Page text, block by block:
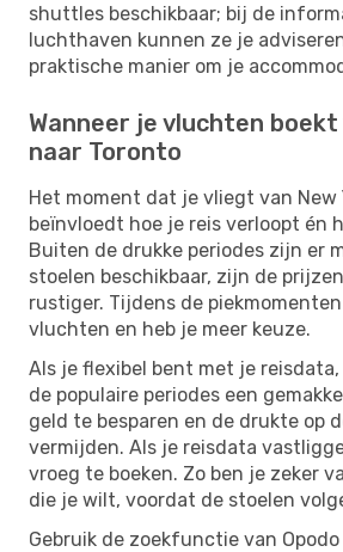
shuttles beschikbaar; bij de
luchthaven kunnen ze je
praktische manier om je
Wanneer je vluchten boekt
naar Toronto
Het moment dat je vliegt van New
beïnvloedt hoe je reis verloopt én
Buiten de drukke periodes zijn er
stoelen beschikbaar, zijn de
rustiger. Tijdens de
vluchten en heb je meer keuze.
Als je flexibel bent met je
de populaire periodes een
geld te besparen en de drukte op
vermijden. Als je reisdata
vroeg te boeken. Zo ben je zeker
die je wilt, voordat de stoelen
Gebruik de zoekfunctie van